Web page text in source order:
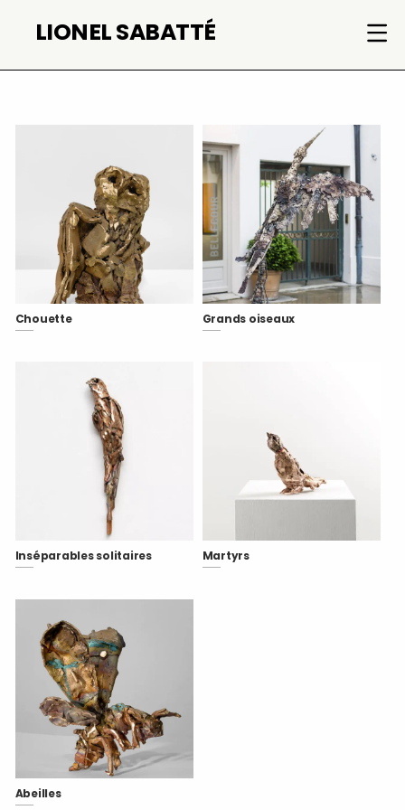
contenu
LIONEL SABATTÉ
Chouette Grands oiseaux
Inséparables solitaires Martyrs
Abeilles